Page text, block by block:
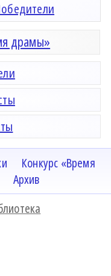
драмы»
Конкурс «Время
Архив